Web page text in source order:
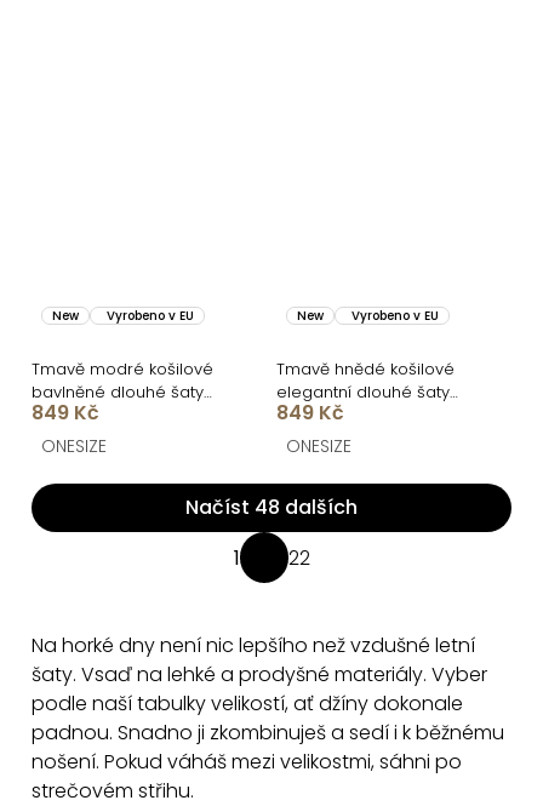
New Vyrobeno v EU
Tmavě modré košilové
bavlněné dlouhé šaty
FLORENTE
849 Kč
ONESIZE
New Vyrobeno v EU
Tmavě hnědé košilové
elegantní dlouhé šaty
FLORENTE
849 Kč
ONESIZE
O
v
á
d
a
c
í
Načíst 48 dalších
S
á
n
k
o
v
1 22
Na horké dny není nic lepšího než vzdušné letní
šaty. Vsaď na lehké a prodyšné materiály. Vyber
podle naší tabulky velikostí, ať džíny dokonale
padnou. Snadno ji zkombinuješ a sedí i k běžnému
nošení. Pokud váháš mezi velikostmi, sáhni po
strečovém střihu.